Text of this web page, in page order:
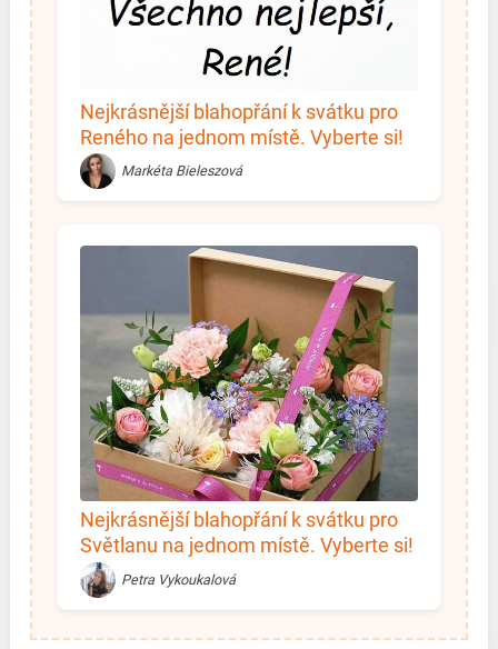
Nejkrásnější blahopřání k svátku pro
Reného na jednom místě. Vyberte si!
Markéta Bieleszová
Nejkrásnější blahopřání k svátku pro
Světlanu na jednom místě. Vyberte si!
Petra Vykoukalová